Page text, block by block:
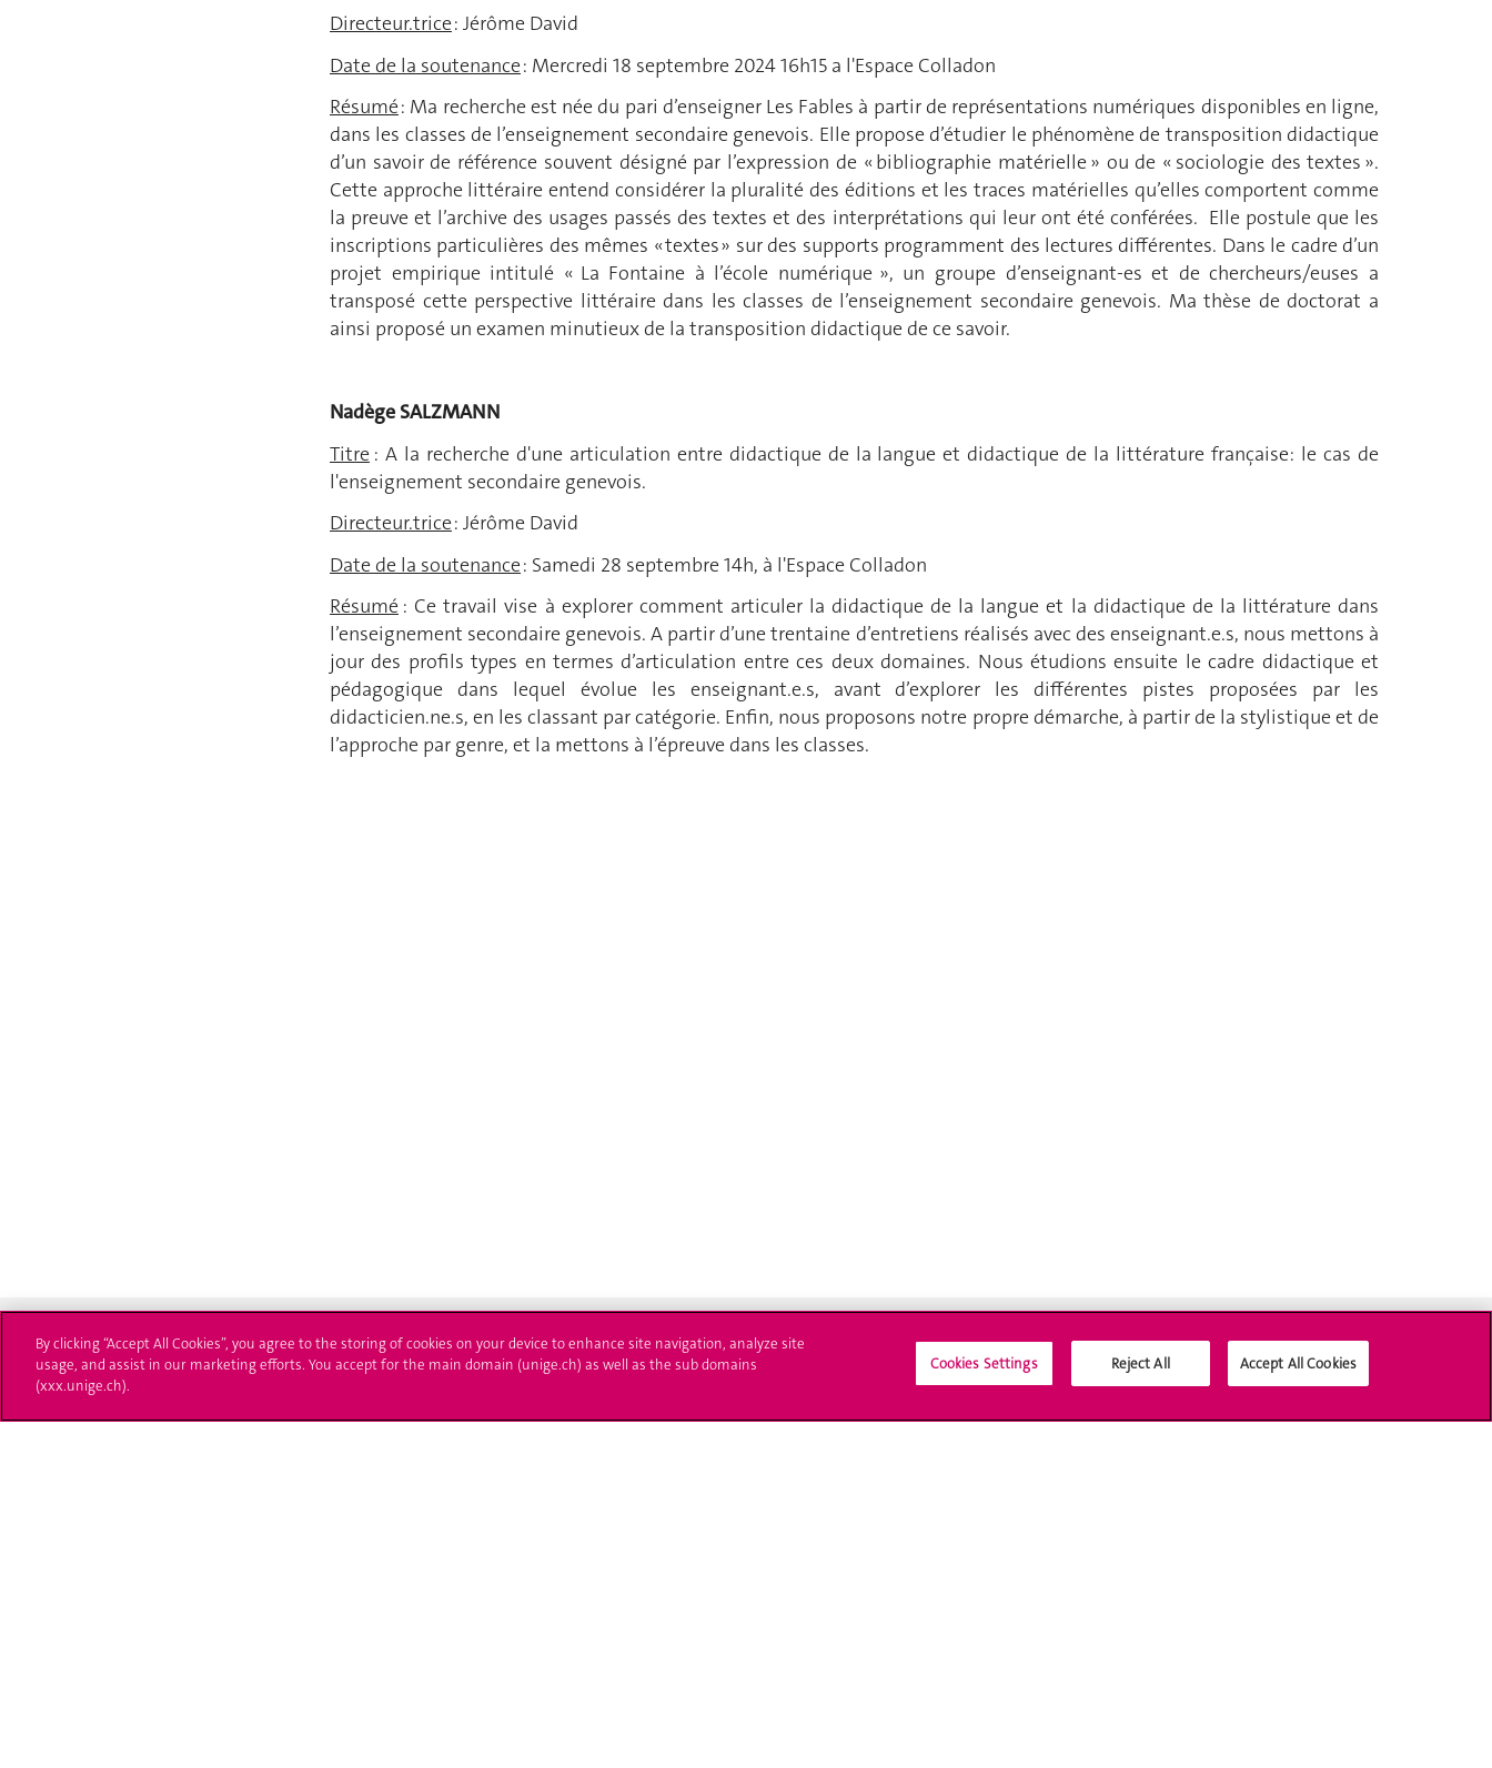
Directeur.trice: Jérôme David
Date de la soutenance: Mercredi 18 septembre 2024 16h15 a l'Espace Colladon
Résumé: Ma recherche est née du pari d’enseigner Les Fables à partir de représentations numériques disponibles en ligne,
dans les classes de l’enseignement secondaire genevois. Elle propose d’étudier le phénomène de transposition didactique
d’un savoir de référence souvent désigné par l’expression de « bibliographie matérielle » ou de « sociologie des textes ».
Cette approche littéraire entend considérer la pluralité des éditions et les traces matérielles qu’elles comportent comme
la preuve et l’archive des usages passés des textes et des interprétations qui leur ont été conférées. Elle postule que les
inscriptions particulières des mêmes « textes » sur des supports programment des lectures différentes. Dans le cadre d’un
projet empirique intitulé « La Fontaine à l’école numérique », un groupe d’enseignant-es et de chercheurs/euses a
transposé cette perspective littéraire dans les classes de l’enseignement secondaire genevois. Ma thèse de doctorat a
ainsi proposé un examen minutieux de la transposition didactique de ce savoir.
Nadège SALZMANN
Titre : A la recherche d'une articulation entre didactique de la langue et didactique de la littérature française: le cas de
l'enseignement secondaire genevois.
Directeur.trice: Jérôme David
Date de la soutenance: Samedi 28 septembre 14h, à l'Espace Colladon
Résumé : Ce travail vise à explorer comment articuler la didactique de la langue et la didactique de la littérature dans
l’enseignement secondaire genevois. A partir d’une trentaine d’entretiens réalisés avec des enseignant.e.s, nous mettons à
jour des profils types en termes d’articulation entre ces deux domaines. Nous étudions ensuite le cadre didactique et
pédagogique dans lequel évolue les enseignant.e.s, avant d’explorer les différentes pistes proposées par les
didacticien.ne.s, en les classant par catégorie. Enfin, nous proposons notre propre démarche, à partir de la stylistique et de
l’approche par genre, et la mettons à l’épreuve dans les classes.
Université de Genève S'inscrire à l'UNIGE L'UNIGE vous informe Médias sociaux UNIGE
By clicking “Accept All Cookies”, you agree to the storing of cookies on your device to enhance site navigation, analyze site
usage, and assist in our marketing efforts. You accept for the main domain (unige.ch) as well as the sub domains
(xxx.unige.ch).
Cookies Settings Reject All Accept All Cookies